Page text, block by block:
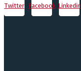
Twitter Facebook Linkedin